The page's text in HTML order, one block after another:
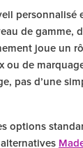
personnalisé
de gamme,
joue un
ou de
pas d’une
options